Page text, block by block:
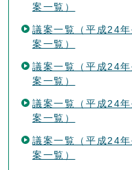
案一覧）
議案一覧（平成24
案一覧）
議案一覧（平成24
案一覧）
議案一覧（平成24
案一覧）
議案一覧（平成24
案一覧）